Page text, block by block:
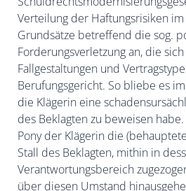
Verteilung der Haftungsrisiken
Grundsätze betreffend die sog.
Forderungsverletzung an, die
Fallgestaltungen und
Berufungsgericht. So bliebe es
die Klägerin eine
des Beklagten zu beweisen
Pony der Klägerin die
Stall des Beklagten, mithin in
Verantwortungsbereich
über diesen Umstand